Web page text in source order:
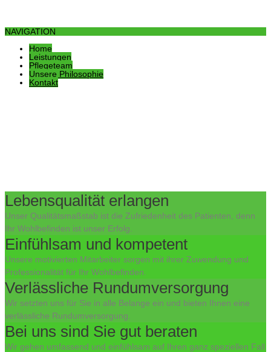
NAVIGATION
Home
Leistungen
Pflegeteam
Unsere Philosophie
Kontakt
Lebensqualität erlangen
Unser Qualitätsmaßstab ist die Zufriedenheit des Patienten, denn
Ihr Wohlbefinden ist unser Erfolg.
Einfühlsam und kompetent
Unsere motivierten Mitarbeiter sorgen mit ihrer Zuwendung und
Professionalität für Ihr Wohlbefinden.
Verlässliche Rundumversorgung
Wir setzten uns für Sie in alle Belange ein und bieten Ihnen eine
verlässliche Rundumversorgung.
Bei uns sind Sie gut beraten
Wir gehen umfassend und einfühlsam auf Ihren ganz speziellen Fall